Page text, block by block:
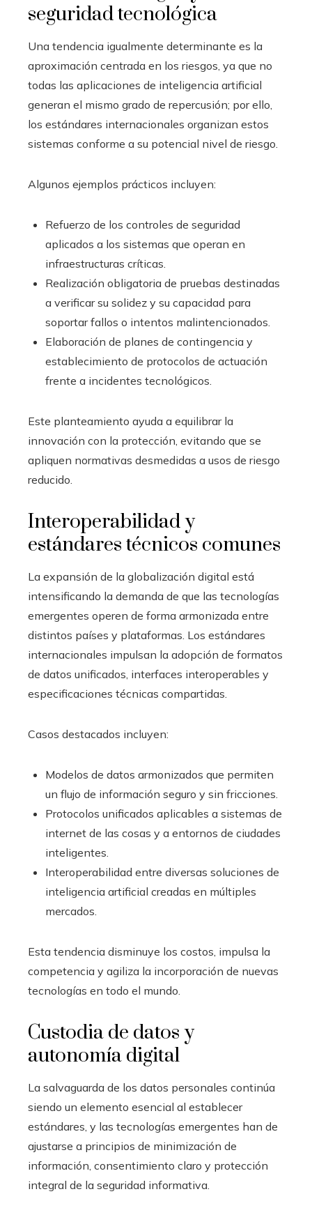
seguridad tecnológica
Una tendencia igualmente determinante es la
aproximación centrada en los riesgos, ya que no
todas las aplicaciones de inteligencia artificial
generan el mismo grado de repercusión; por ello,
los estándares internacionales organizan estos
sistemas conforme a su potencial nivel de riesgo.
Algunos ejemplos prácticos incluyen:
Refuerzo de los controles de seguridad
aplicados a los sistemas que operan en
infraestructuras críticas.
Realización obligatoria de pruebas destinadas
a verificar su solidez y su capacidad para
soportar fallos o intentos malintencionados.
Elaboración de planes de contingencia y
establecimiento de protocolos de actuación
frente a incidentes tecnológicos.
Este planteamiento ayuda a equilibrar la
innovación con la protección, evitando que se
apliquen normativas desmedidas a usos de riesgo
reducido.
Interoperabilidad y
estándares técnicos comunes
La expansión de la globalización digital está
intensificando la demanda de que las tecnologías
emergentes operen de forma armonizada entre
distintos países y plataformas. Los estándares
internacionales impulsan la adopción de formatos
de datos unificados, interfaces interoperables y
especificaciones técnicas compartidas.
Casos destacados incluyen:
Modelos de datos armonizados que permiten
un flujo de información seguro y sin fricciones.
Protocolos unificados aplicables a sistemas de
internet de las cosas y a entornos de ciudades
inteligentes.
Interoperabilidad entre diversas soluciones de
inteligencia artificial creadas en múltiples
mercados.
Esta tendencia disminuye los costos, impulsa la
competencia y agiliza la incorporación de nuevas
tecnologías en todo el mundo.
Custodia de datos y
autonomía digital
La salvaguarda de los datos personales continúa
siendo un elemento esencial al establecer
estándares, y las tecnologías emergentes han de
ajustarse a principios de minimización de
información, consentimiento claro y protección
integral de la seguridad informativa.